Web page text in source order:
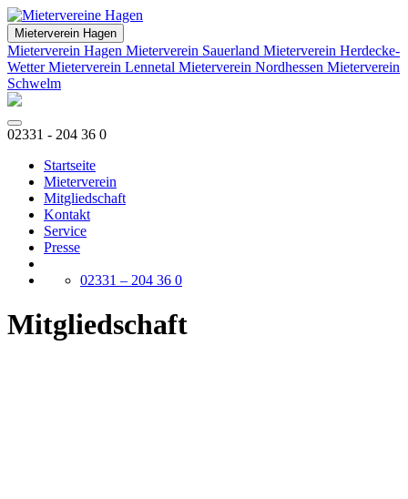
Mieterverein Hagen
Mieterverein Hagen Mieterverein Sauerland Mieterverein Herdecke-
WetterMieterverein Lennetal Mieterverein Nordhessen Mieterverein
Schwelm
02331 - 204 36 0
Startseite
Mieterverein
Mitgliedschaft
Kontakt
Service
Presse
02331 – 204 36 0
Mitgliedschaft